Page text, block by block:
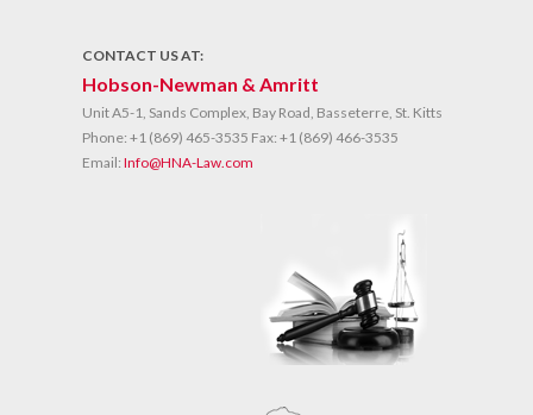
CONTACT US AT:
Hobson-Newman & Amritt
Unit A5-1, Sands Complex, Bay Road, Basseterre, St. Kitts
Phone: +1 (869) 465-3535 Fax: +1 (869) 466-3535
Email: Info@HNA-Law.com